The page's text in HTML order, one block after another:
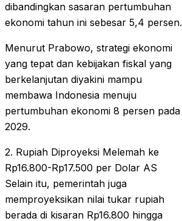
dibandingkan sasaran pertumbuhan
ekonomi tahun ini sebesar 5,4 persen.
Menurut Prabowo, strategi ekonomi
yang tepat dan kebijakan fiskal yang
berkelanjutan diyakini mampu
membawa Indonesia menuju
pertumbuhan ekonomi 8 persen pada
2029.
2. Rupiah Diproyeksi Melemah ke
Rp16.800-Rp17.500 per Dolar AS
Selain itu, pemerintah juga
memproyeksikan nilai tukar rupiah
berada di kisaran Rp16.800 hingga